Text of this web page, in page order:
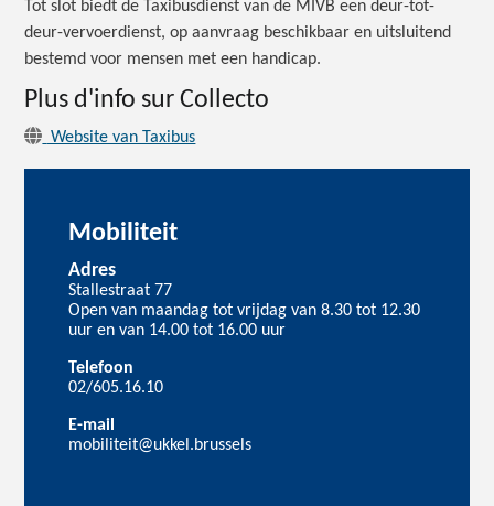
Tot slot biedt de Taxibusdienst van de MIVB een deur-tot-
deur-vervoerdienst, op aanvraag beschikbaar en uitsluitend
bestemd voor mensen met een handicap.
Plus d'info sur Collecto
Website van Taxibus
Mobiliteit
Adres
Stallestraat 77
Open van maandag tot vrijdag van 8.30 tot 12.30
uur en van 14.00 tot 16.00 uur
Telefoon
02/605.16.10
E-mail
mobiliteit@ukkel.brussels